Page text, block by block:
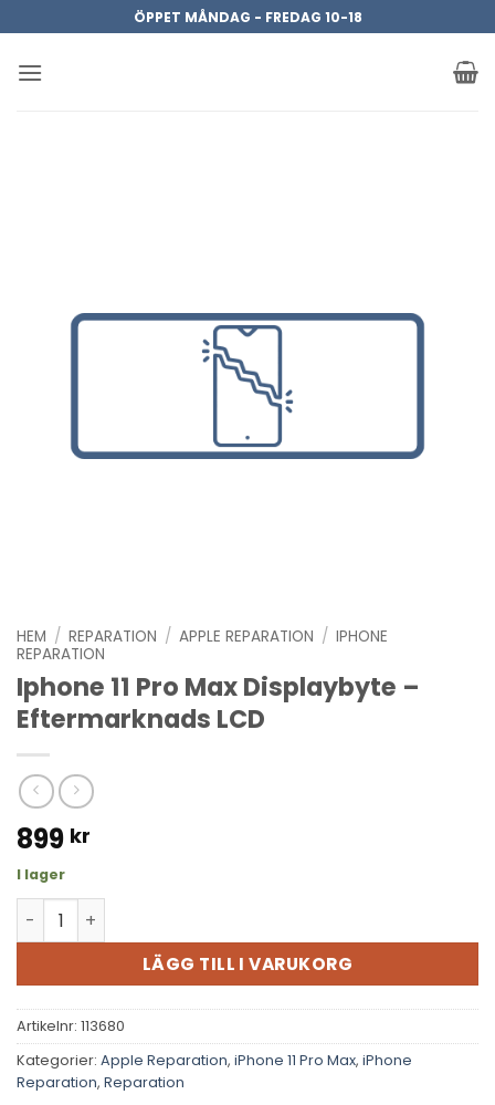
to
content
ÖPPET MÅNDAG - FREDAG 10-18
HEM / REPARATION / APPLE REPARATION / IPHONE
REPARATION
Iphone 11 Pro Max Displaybyte –
Eftermarknads LCD
899 kr
I lager
Iphone 11 Pro Max Displaybyte - Eftermarknads LCD
LÄGG TILL I VARUKORG
Artikelnr: 113680
Kategorier: Apple Reparation, iPhone 11 Pro Max, iPhone
Reparation, Reparation